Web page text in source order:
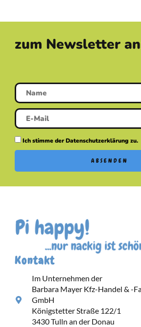
zum Newsletter
Ich stimme der Datenschutzerklärung zu.
ABSENDEN
Kontakt
Im Unternehmen der
Barbara Mayer Kfz-Handel & -
GmbH
Königstetter Straße 122/1
3430 Tulln an der Donau